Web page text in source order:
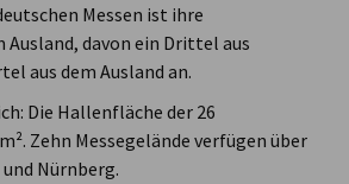
Messen ist ihre
davon ein Drittel aus
aus dem Ausland an.
Die Hallenfläche der 26
Zehn Messegelände verfügen über
Nürnberg.